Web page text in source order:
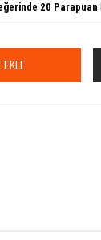
20 Parapuan
EKLE